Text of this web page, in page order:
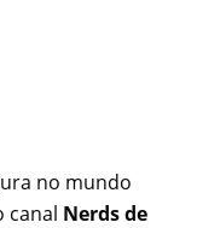
no mundo
canal Nerds de